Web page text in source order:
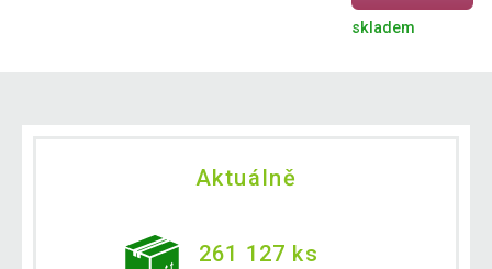
skladem
Aktuálně
261 127 ks